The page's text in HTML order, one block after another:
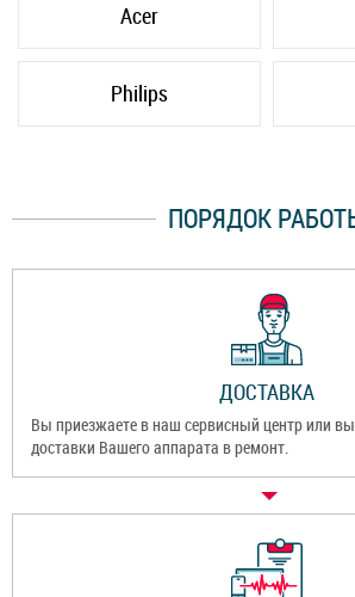
Acer
Philips
ПОРЯДОК
ДОСТАВКА
Вы приезжаете в наш сервисный центр или
доставки Вашего аппарата в ремонт.